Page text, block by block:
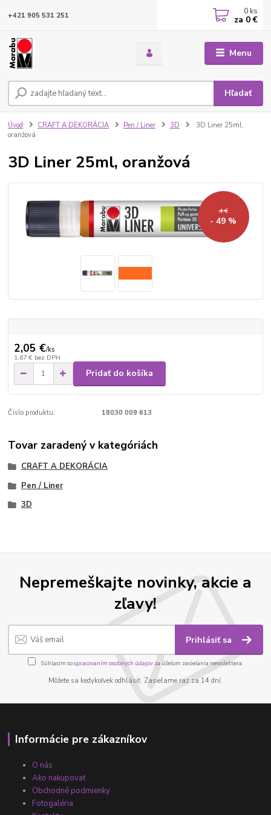
Menu
Hľadať
+421 905 531 251 0 ks
za 0 €
Úvod CRAFT A DEKORÁCIA Pen / Liner 3D
3D Liner 25ml,
oranžová
3D Liner 25ml, oranžová
4 €
- 49 %
2,05 €/ks
1,67 € bez DPH
Pridať do košíka
Číslo produktu: 18030 009 613
Tovar zaradený v kategóriách
CRAFT A DEKORÁCIA
Pen / Liner
3D
Nepremeškajte novinky, akcie a
zľavy!
Prihlásiť sa
Súhlasím sospracovaním osobných údajov za účelom zasielania newslettera.
Môžete sa kedykoľvek odhlásiť. Zasielame raz za 14 dní.
Informácie pre zákazníkov
O nás
Ako nakupovať
Obchodné podmienky
Fotogaléria